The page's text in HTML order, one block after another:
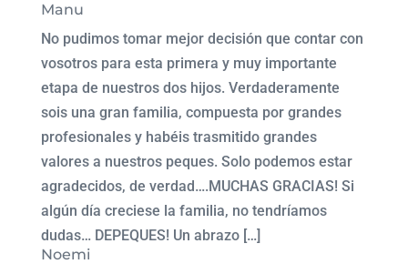
Manu
No pudimos tomar mejor decisión que contar con
vosotros para esta primera y muy importante
etapa de nuestros dos hijos. Verdaderamente
sois una gran familia, compuesta por grandes
profesionales y habéis trasmitido grandes
valores a nuestros peques. Solo podemos estar
agradecidos, de verdad….MUCHAS GRACIAS! Si
algún día creciese la familia, no tendríamos
dudas… DEPEQUES! Un abrazo […]
Noemi